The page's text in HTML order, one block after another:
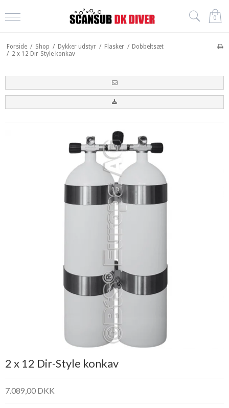
0
Forside / Shop / Dykker udstyr / Flasker / Dobbeltsæt
/ 2 x 12 Dir-Style konkav
2 x 12 Dir-Style konkav
7.089,00 DKK